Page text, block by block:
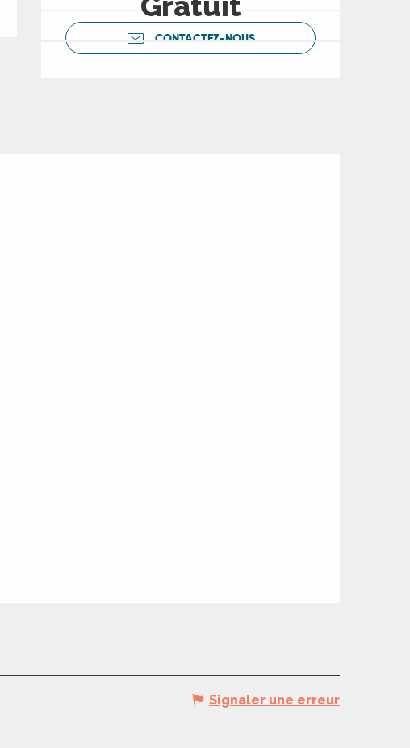
CONTACTEZ-NOUS
Signaler une erreur